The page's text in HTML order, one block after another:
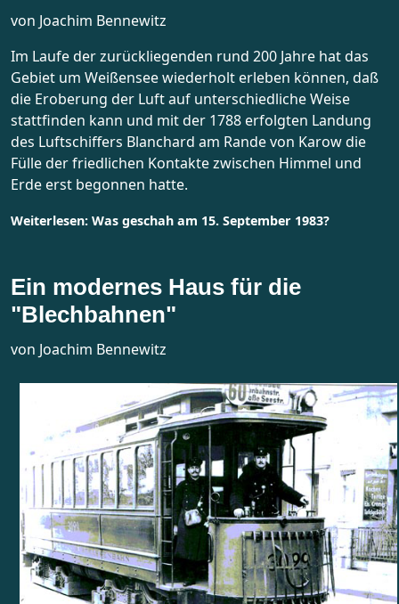
von Joachim Bennewitz
Im Laufe der zurückliegenden rund 200 Jahre hat das
Gebiet um Weißensee wiederholt erleben können, daß
die Eroberung der Luft auf unterschiedliche Weise
stattfinden kann und mit der 1788 erfolgten Landung
des Luftschiffers Blanchard am Rande von Karow die
Fülle der friedlichen Kontakte zwischen Himmel und
Erde erst begonnen hatte.
Weiterlesen: Was geschah am 15. September 1983?
Ein modernes Haus für die
"Blechbahnen"
von Joachim Bennewitz